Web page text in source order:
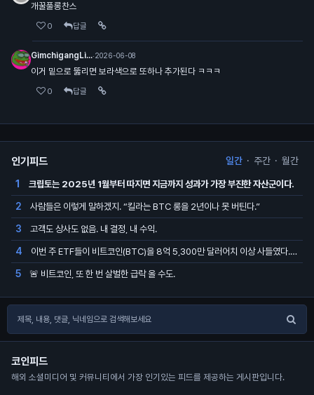
개꿀풀롱찬스
0 답글
GimchigangLi...·2026-06-08
이거 밑으로 뚫리면 보라색으로 또하나 추가된다 ㅋㅋㅋ
0 답글
인기피드 일간 · 주간 · 월간
1 크립토는 2025년 1월부터 따지면 지금까지 성과가 가장 부진한 자산군이다.
2 사람들은 이렇게 말하겠지. “킬라는 BTC 롱을 2년이나 못 버틴다.”
3 고객도 상사도 없음. 내 결정, 내 수익.
4 이번 주 ETF들이 비트코인(BTC)을 8억 5,300만 달러어치 이상 사들였다. 지난 15주 중 가장 큰 주간 매수다
5 🚨 비트코인, 또 한 번 살벌한 급락 올 수도.
코인피드
해외 소셜미디어 및 커뮤니티에서 가장 인기있는 피드를 제공하는 게시판입니다.